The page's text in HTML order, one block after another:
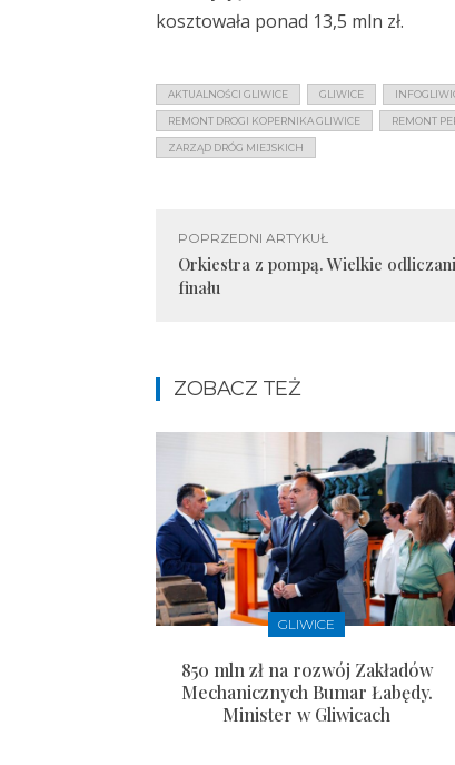
kosztowała ponad 13,5 mln zł.
AKTUALNOŚCI GLIWICE GLIWICE
REMONT DROGI KOPERNIKA GLIWICE REMONT
ZARZĄD DRÓG MIEJSKICH
POPRZEDNI ARTYKUŁ
Orkiestra z pompą. Wielkie
finału
ZOBACZ TEŻ
GLIWICE
850 mln zł na rozwój Zakładów
Mechanicznych Bumar Łabędy.
Minister w Gliwicach